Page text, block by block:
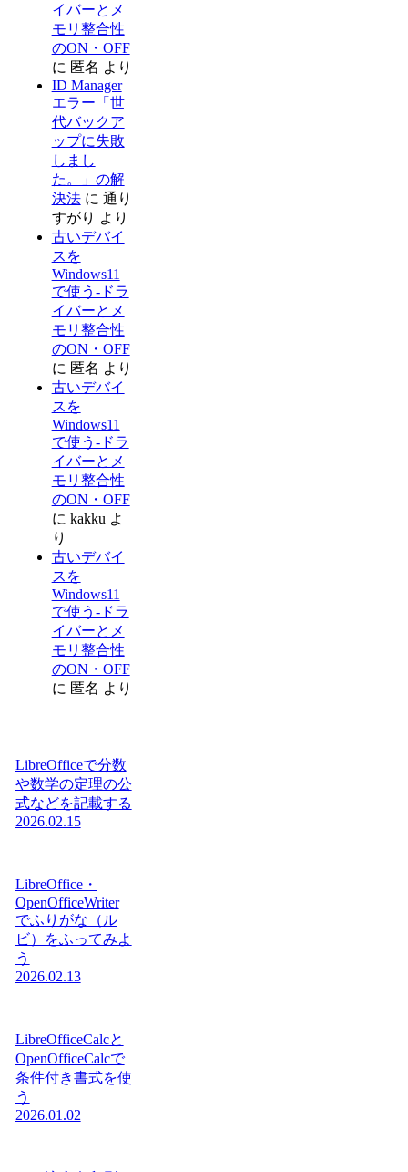
イバーとメ
モリ整合性
のON・OFF
に 匿名 より
ID Manager
エラー「世
代バックア
ップに失敗
しまし
た。」の解
決法に 通り
すがり より
古いデバイ
スを
Windows11
で使う-ドラ
イバーとメ
モリ整合性
のON・OFF
に 匿名 より
古いデバイ
スを
Windows11
で使う-ドラ
イバーとメ
モリ整合性
のON・OFF
に kakku よ
り
古いデバイ
スを
Windows11
で使う-ドラ
イバーとメ
モリ整合性
のON・OFF
に 匿名 より
LibreOfficeで分数
や数学の定理の公
式などを記載する
2026.02.15
LibreOffice・
OpenOfficeWriter
でふりがな（ル
ビ）をふってみよ
う
2026.02.13
LibreOfficeCalcと
OpenOfficeCalcで
条件付き書式を使
う
2026.01.02